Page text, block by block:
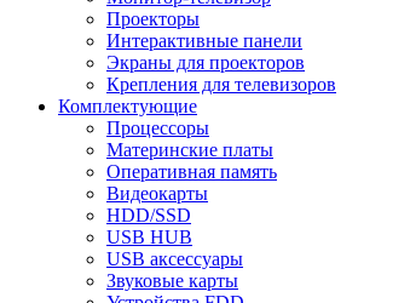
Проекторы
Интерактивные панели
Экраны для проекторов
Крепления для телевизоров
Комплектующие
Процессоры
Материнские платы
Оперативная память
Видеокарты
HDD/SSD
USB HUB
USB аксессуары
Звуковые карты